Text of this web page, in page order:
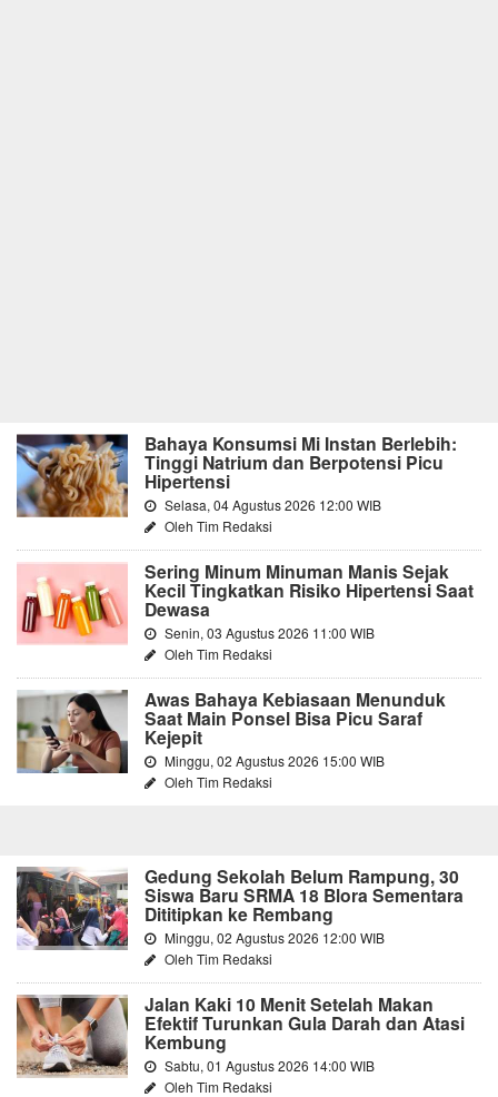
Bahaya Konsumsi Mi Instan Berlebih:
Tinggi Natrium dan Berpotensi Picu
Hipertensi
Selasa, 04 Agustus 2026 12:00 WIB
Oleh Tim Redaksi
Sering Minum Minuman Manis Sejak
Kecil Tingkatkan Risiko Hipertensi Saat
Dewasa
Senin, 03 Agustus 2026 11:00 WIB
Oleh Tim Redaksi
Awas Bahaya Kebiasaan Menunduk
Saat Main Ponsel Bisa Picu Saraf
Kejepit
Minggu, 02 Agustus 2026 15:00 WIB
Oleh Tim Redaksi
Gedung Sekolah Belum Rampung, 30
Siswa Baru SRMA 18 Blora Sementara
Dititipkan ke Rembang
Minggu, 02 Agustus 2026 12:00 WIB
Oleh Tim Redaksi
Jalan Kaki 10 Menit Setelah Makan
Efektif Turunkan Gula Darah dan Atasi
Kembung
Sabtu, 01 Agustus 2026 14:00 WIB
Oleh Tim Redaksi